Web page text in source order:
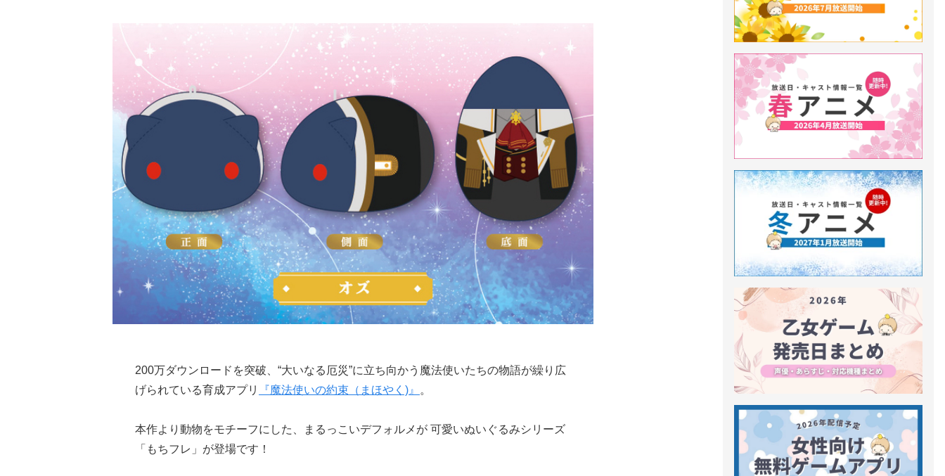
200万ダウンロードを突破、“大いなる厄災”に立ち向かう魔法使いたちの物語が繰り広
げられている育成アプリ
『魔法使いの約束（まほやく)』 。
本作より動物をモチーフにした、まるっこいデフォルメが 可愛いぬいぐるみシリーズ
「もちフレ」が登場です！